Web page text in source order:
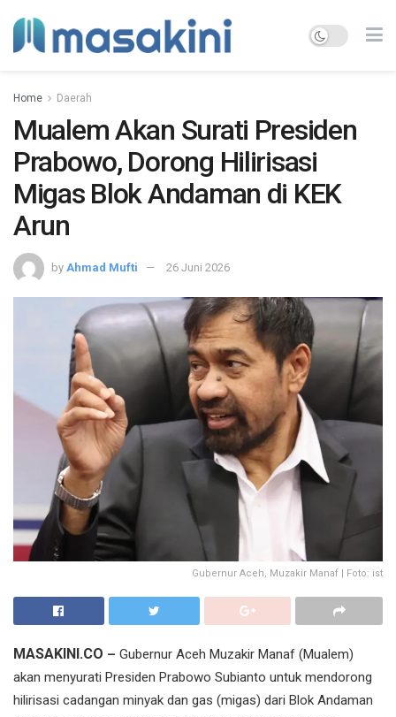
Home Daerah
Mualem Akan Surati Presiden
Prabowo, Dorong Hilirisasi
Migas Blok Andaman di KEK
Arun
by Ahmad Mufti 26 Juni 2026
Gubernur Aceh, Muzakir Manaf | Foto: ist
MASAKINI.CO – Gubernur Aceh Muzakir Manaf (Mualem)
akan menyurati Presiden Prabowo Subianto untuk mendorong
hilirisasi cadangan minyak dan gas (migas) dari Blok Andaman